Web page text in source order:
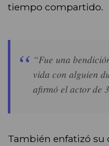
tiempo compartido.
“Fue una
vida con alguien
afirmó el actor de
También enfatizó su